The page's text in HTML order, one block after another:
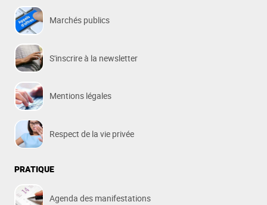
Marchés publics
S'inscrire à la newsletter
Mentions légales
Respect de la vie privée
PRATIQUE
Agenda des manifestations